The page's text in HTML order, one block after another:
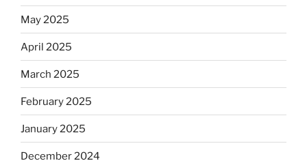
May 2025
April 2025
March 2025
February 2025
January 2025
December 2024